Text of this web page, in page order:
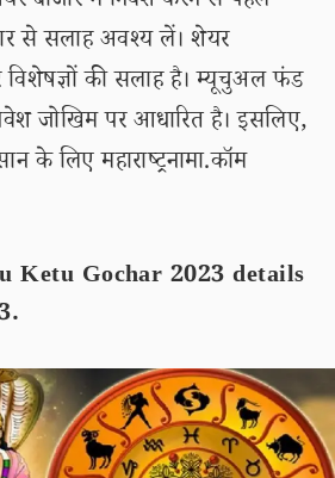
से सलाह अवश्य लें। शेयर
विशेषज्ञों की सलाह है। म्यूचुअल फंड
जोखिम पर आधारित है। इसलिए,
के लिए महाराष्ट्रनामा.कॉम
Ketu Gochar 2023 details